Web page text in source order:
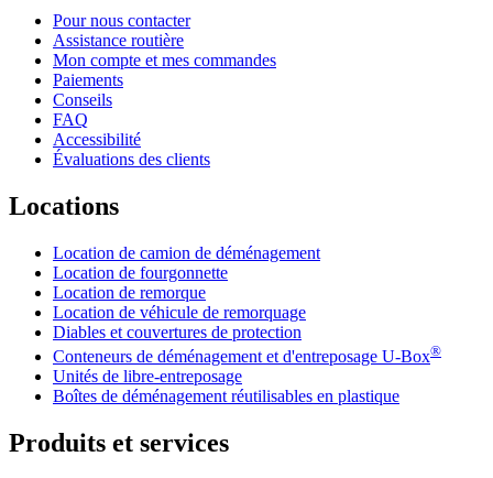
Pour nous contacter
Assistance routière
Mon compte et mes commandes
Paiements
Conseils
FAQ
Accessibilité
Évaluations des clients
Locations
Location de camion de déménagement
Location de fourgonnette
Location de remorque
Location de véhicule de remorquage
Diables et couvertures de protection
Conteneurs de déménagement et d'entreposage U-Box®
Unités de libre-entreposage
Boîtes de déménagement réutilisables en plastique
Produits et services